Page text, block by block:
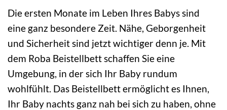
Die ersten Monate im Leben Ihres Babys sind
eine ganz besondere Zeit. Nähe, Geborgenheit
und Sicherheit sind jetzt wichtiger denn je. Mit
dem Roba Beistellbett schaffen Sie eine
Umgebung, in der sich Ihr Baby rundum
wohlfühlt. Das Beistellbett ermöglicht es Ihnen,
Ihr Baby nachts ganz nah bei sich zu haben, ohne